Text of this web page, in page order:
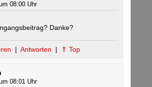
08:00 Uhr
Danke?
| Antworten | ⇑ Top
08:01 Uhr